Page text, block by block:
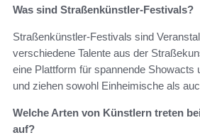
Was sind Straßenkünstler-Festivals?
Straßenkünstler-Festivals sind
verschiedene Talente aus der
eine Plattform für spannende Showacts
und ziehen sowohl Einheimische als
Welche Arten von Künstlern treten
auf?